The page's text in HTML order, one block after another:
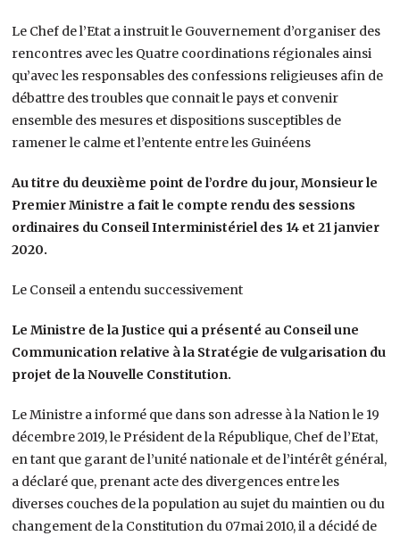
Le Chef de l’Etat a instruit le Gouvernement d’organiser des
rencontres avec les Quatre coordinations régionales ainsi
qu’avec les responsables des confessions religieuses afin de
débattre des troubles que connait le pays et convenir
ensemble des mesures et dispositions susceptibles de
ramener le calme et l’entente entre les Guinéens
Au titre du deuxième point de l’ordre du jour, Monsieur le
Premier Ministre a fait le compte rendu des sessions
ordinaires du Conseil Interministériel des 14 et 21 janvier
2020.
Le Conseil a entendu successivement
Le Ministre de la Justice qui a présenté au Conseil une
Communication relative à la Stratégie de vulgarisation du
projet de la Nouvelle Constitution.
Le Ministre a informé que dans son adresse à la Nation le 19
décembre 2019, le Président de la République, Chef de l’Etat,
en tant que garant de l’unité nationale et de l’intérêt général,
a déclaré que, prenant acte des divergences entre les
diverses couches de la population au sujet du maintien ou du
changement de la Constitution du 07mai 2010, il a décidé de